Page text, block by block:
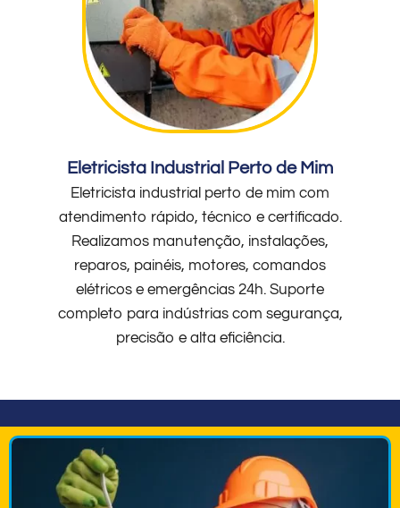
Eletricista Industrial Perto de Mim
Eletricista industrial perto de mim com
atendimento rápido, técnico e certificado.
Realizamos manutenção, instalações,
reparos, painéis, motores, comandos
elétricos e emergências 24h. Suporte
completo para indústrias com segurança,
precisão e alta eficiência.